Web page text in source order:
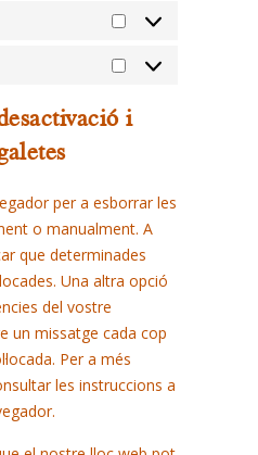
Estadísticas
Marketing
i
per a esborrar les
o manualment. A
que determinades
Una altra opció
del vostre
un missatge cada cop
Per a més
les instruccions a